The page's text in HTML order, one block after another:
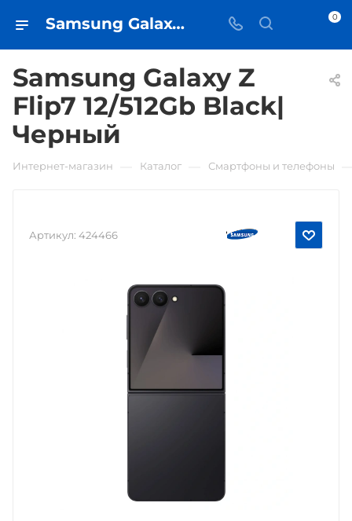
Samsung Galaxy Z Flip7 12/512Gb Black|Черный • купить в Самаре - iЧехол 0
Samsung Galaxy Z
Flip7 12/512Gb Black|
Черный
Интернет-магазин Каталог Смартфоны и телефоны
Артикул: 424466